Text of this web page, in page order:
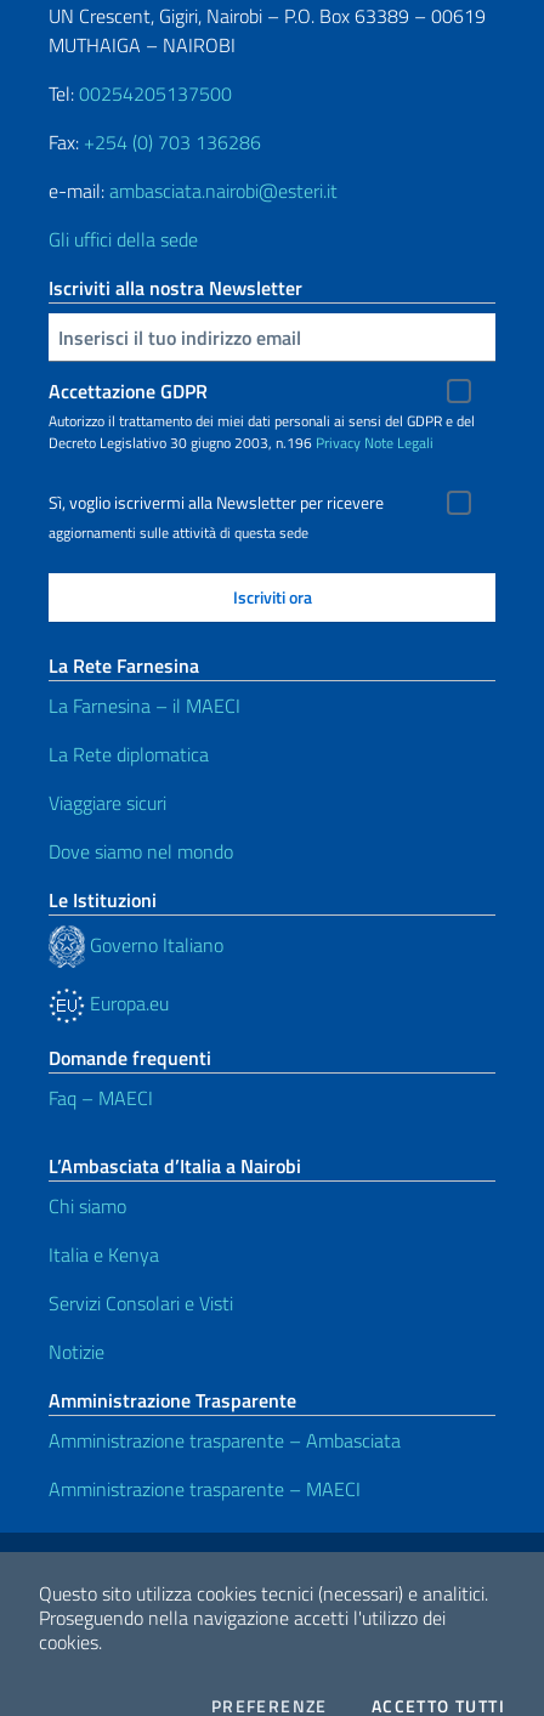
Questo sito utilizza cookies tecnici (necessari) e analitici.
Proseguendo nella navigazione accetti l'utilizzo dei
cookies.
PREFERENZE COOKIESACCETTO TUTTI
UN Crescent, Gigiri, Nairobi – P.O. Box 63389 – 00619
MUTHAIGA – NAIROBI
Tel:00254205137500
Fax: +254 (0) 703 136286
e-mail:ambasciata.nairobi@esteri.it
Gli uffici della sede
Iscriviti alla nostra Newsletter
Inserisci la tua email
Accettazione GDPR
Autorizzo il trattamento dei miei dati personali ai sensi del GDPR e del
Decreto Legislativo 30 giugno 2003, n.196 Privacy Note Legali
Sì, voglio iscrivermi alla Newsletter per ricevere
aggiornamenti sulle attività di questa sede
La Rete Farnesina
La Farnesina – il MAECI
La Rete diplomatica
Viaggiare sicuri
Dove siamo nel mondo
Le Istituzioni
Governo Italiano
Europa.eu
Domande frequenti
Faq – MAECI
L’Ambasciata d’Italia a Nairobi
Chi siamo
Italia e Kenya
Servizi Consolari e Visti
Notizie
Amministrazione Trasparente
Amministrazione trasparente – Ambasciata
Amministrazione trasparente – MAECI
Link Utili